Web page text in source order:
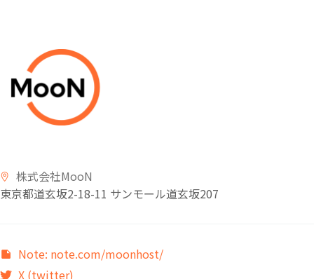
株式会社MooN
東京都道玄坂2-18-11 サンモール道玄坂207
Note: note.com/moonhost/
X (twitter)